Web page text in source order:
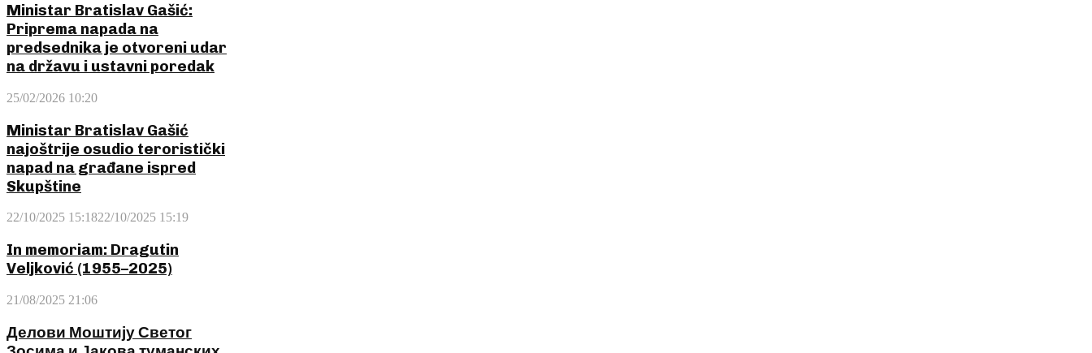
Ministar Bratislav Gašić:
Priprema napada na
predsednika je otvoreni udar
na državu i ustavni poredak
25/02/2026 10:20
Ministar Bratislav Gašić
najoštrije osudio teroristički
napad na građane ispred
Skupštine
22/10/2025 15:1822/10/2025 15:19
In memoriam: Dragutin
Veljković (1955–2025)
21/08/2025 21:06
Делови Моштију Светог